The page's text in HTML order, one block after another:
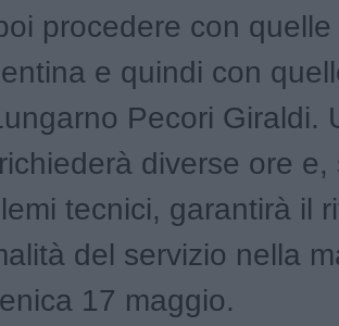
procedere con
e quindi con
Pecori Giraldi.
diverse ore e,
tecnici, garantirà il
del servizio nella
17 maggio.